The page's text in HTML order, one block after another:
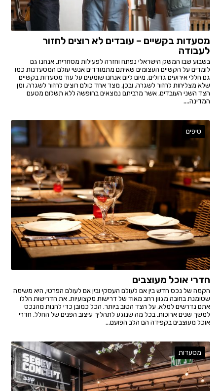
מסעדות בקשיים – עובדים לא רוצים לחזור
לעבודה
בשבוע שבו המשק הישראלי נפתח וחזרה לפעילות מסחרית. אנחנו גם
לומדים על הקשיים העצומים שאיתם מתמודדים אנשי עולם המסעדנות כמו
גם חללי אירועים גדולים. מיום ליום אנחנו שומעים על עוד מסעדות בקשיים
שלא מצליחות לחזור לשגרה. ובכן, מצד אחד כולם רוצים לחזור לשגרה. ומן
הצד השני העובדים, אשר מרביתם נמצאים בחופשה ללא תשלום מטעם
המדינה....
טיפים
חדרי אוכל מעוצבים
הקמה של נכס חדש בין אם לעולם העסקי ובין אם לעולם הפרטי, היא משימה
שטומנת בחובה מגוון רחב מאוד של דרישות מקצועיות. את הדרישות הללו
אתם נדרשים למלא, על הצד הטוב ביותר. הכל כמובן כדי להנות מהנכס
למשך שנים ארוכות. בכל מה שנוגע לתהליך עיצוב הפנים של החלל, חדרי
אוכל מעוצבים בקפידה הם הלב הפועם...
מסעדות